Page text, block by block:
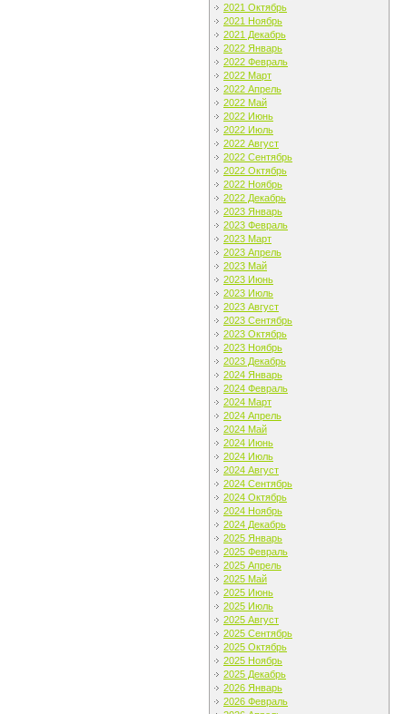
2021 Октябрь
2021 Ноябрь
2021 Декабрь
2022 Январь
2022 Февраль
2022 Март
2022 Апрель
2022 Май
2022 Июнь
2022 Июль
2022 Август
2022 Сентябрь
2022 Октябрь
2022 Ноябрь
2022 Декабрь
2023 Январь
2023 Февраль
2023 Март
2023 Апрель
2023 Май
2023 Июнь
2023 Июль
2023 Август
2023 Сентябрь
2023 Октябрь
2023 Ноябрь
2023 Декабрь
2024 Январь
2024 Февраль
2024 Март
2024 Апрель
2024 Май
2024 Июнь
2024 Июль
2024 Август
2024 Сентябрь
2024 Октябрь
2024 Ноябрь
2024 Декабрь
2025 Январь
2025 Февраль
2025 Апрель
2025 Май
2025 Июнь
2025 Июль
2025 Август
2025 Сентябрь
2025 Октябрь
2025 Ноябрь
2025 Декабрь
2026 Январь
2026 Февраль